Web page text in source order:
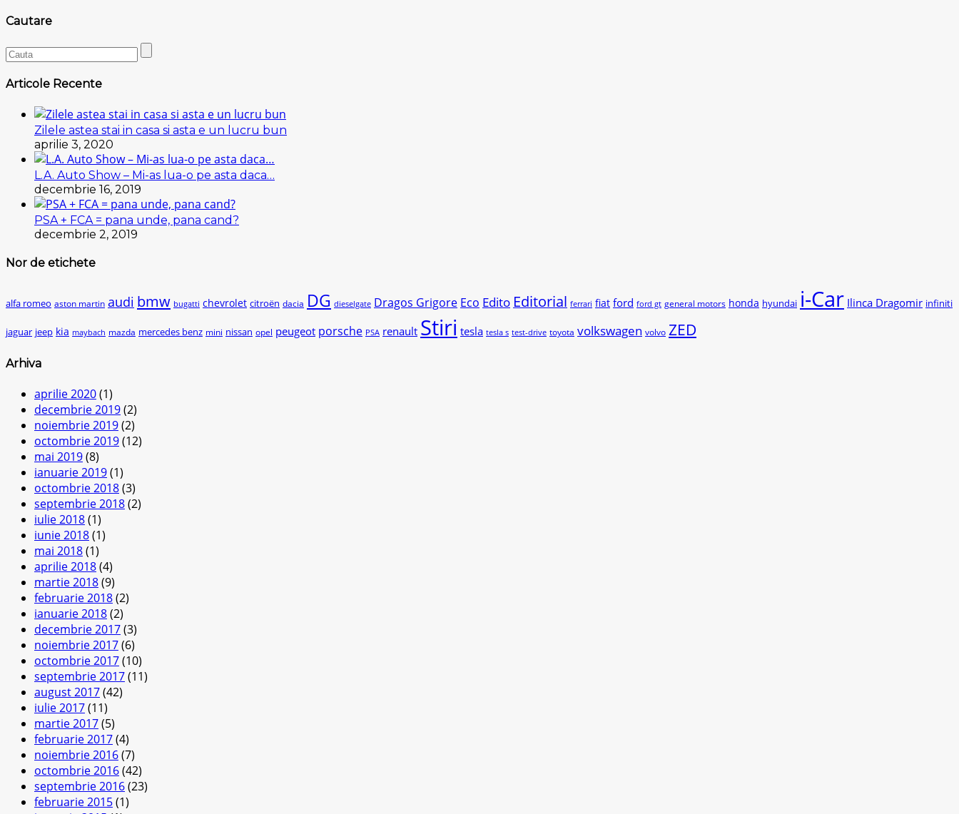
Cautare
Articole Recente
Zilele astea stai in casa si asta e un lucru bun
aprilie 3, 2020
L.A. Auto Show – Mi-as lua-o pe asta daca…
decembrie 16, 2019
PSA + FCA = pana unde, pana cand?
decembrie 2, 2019
Nor de etichete
alfa romeo aston martin audi bmw bugatti chevrolet citroën dacia DG dieselgate Dragos Grigore Eco Edito Editorial ferrari fiat ford ford gt general motors honda hyundai i-Car Ilinca Dragomir infiniti
jaguar jeep kia maybach mazda mercedes benz mini nissan opel peugeot porsche PSA renault Stiri tesla tesla s test-drive toyota volkswagen volvo ZED
Arhiva
aprilie 2020(1)
decembrie 2019(2)
noiembrie 2019(2)
octombrie 2019(12)
mai 2019(8)
ianuarie 2019(1)
octombrie 2018(3)
septembrie 2018(2)
iulie 2018(1)
iunie 2018(1)
mai 2018(1)
aprilie 2018(4)
martie 2018(9)
februarie 2018(2)
ianuarie 2018(2)
decembrie 2017(3)
noiembrie 2017(6)
octombrie 2017(10)
septembrie 2017(11)
august 2017(42)
iulie 2017(11)
martie 2017(5)
februarie 2017(4)
noiembrie 2016(7)
octombrie 2016(42)
septembrie 2016(23)
februarie 2015(1)